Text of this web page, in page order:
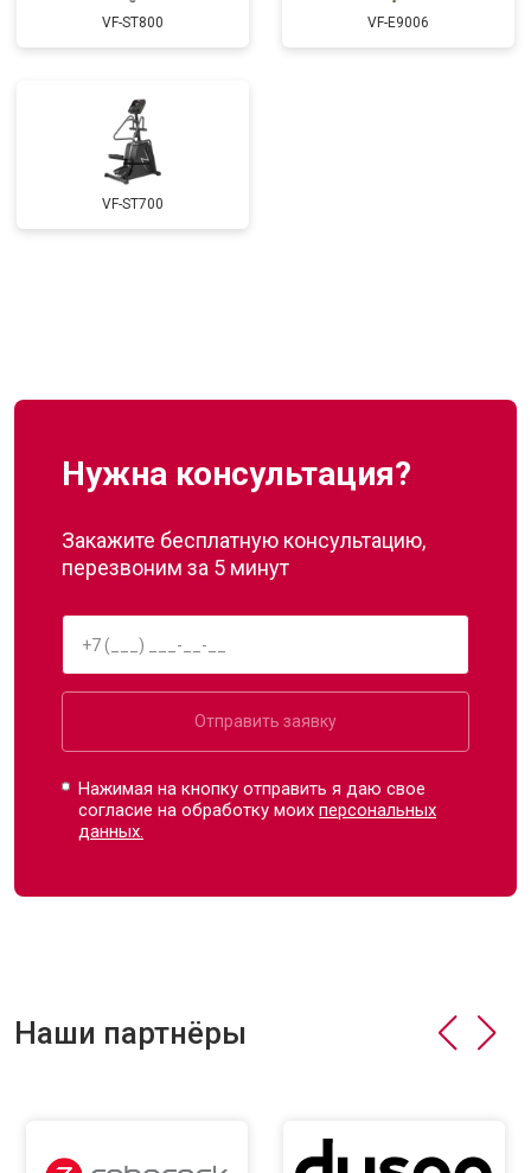
VF-ST800 VF-E9006
VF-ST700
Нужна консультация?
Закажите бесплатную консультацию,
перезвоним за 5 минут
Отправить заявку
Нажимая на кнопку отправить я даю свое
согласие на обработку моихперсональных
данных.
Наши партнёры